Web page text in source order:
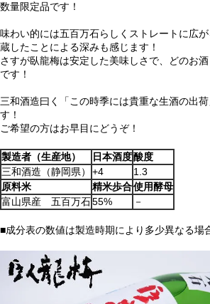
数量限定品です！
味わい的には五百万石らしくストレートに広
蔵したことによる深みも感じます！
さすが臥龍梅は安定した美味しさで、どのお
です！
三和酒造曰く「この時季には貴重な生酒の出
す！
ご希望の方はお早目にどうぞ！
製造者（生産地） 日本酒度酸度
三和酒造（静岡県）
+4
1.3
原料米
精米歩合使用酵母
富山県産 五百万石55% －
■成分表の数値は製造時期により多少異なる場